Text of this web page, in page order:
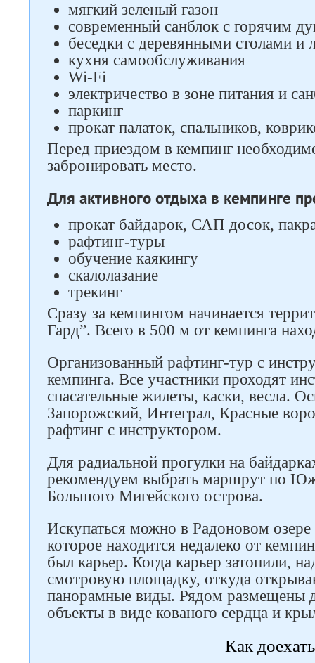
мягкий зеленый газон
современный санблок с горячим
беседки с деревянными столами и
кухня самообслуживания
Wi-Fi
электричество в зоне питания и
паркинг
прокат палаток, спальников,
Перед приездом в кемпинг
забронировать место.
Для активного отдыха в кемпинге
прокат байдарок, САП досок,
рафтинг-туры
обучение каякингу
скалолазание
трекинг
Сразу за кемпингом начинается
Гард”. Всего в 500 м от кемпинга
Организованный рафтинг-тур с
кемпинга. Все участники проходят
спасательные жилеты, каски, весла.
Запорожский, Интеграл, Красные
рафтинг с инструктором.
Для радиальной прогулки на
рекомендуем выбрать маршрут по
Большого Мигейского острова.
Искупаться можно в Радоновом
которое находится недалеко от
был карьер. Когда карьер затопили,
смотровую площадку, откуда
панорамные виды. Рядом размещены
объекты в виде кованого сердца и
Как
Следите за нами в соцсетях